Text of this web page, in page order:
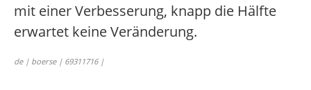
mit einer Verbesserung, knapp die Hälfte
erwartet keine Veränderung.
de | boerse | 69311716 |